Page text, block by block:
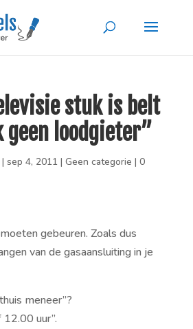
stuk is belt
geen loodgieter”
| sep 4, 2011 | Geen categorie | 0
gebeuren. Zoals dus
van de gasaansluiting in je
meneer”?
uur”.